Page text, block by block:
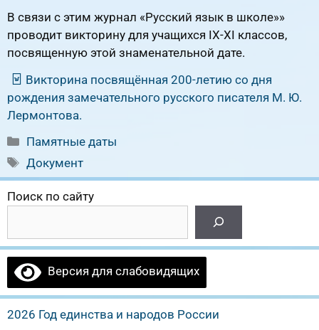
В связи с этим журнал «Русский язык в школе»»
проводит викторину для учащихся IX-XI классов,
посвященную этой знаменательной дате.
Викторина посвящённая 200-летию со дня
рождения замечательного русского писателя М. Ю.
Лермонтова.
Рубрики
Памятные даты
Метки
Документ
Поиск по сайту
Версия для слабовидящих
2026 Год единства и народов России